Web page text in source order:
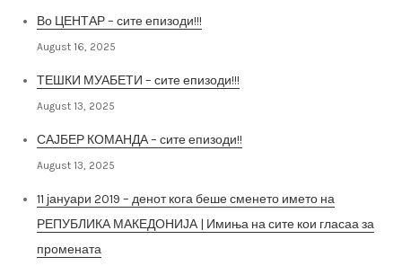
Во ЦЕНТАР – сите епизоди!!!
August 16, 2025
ТЕШКИ МУАБЕТИ – сите епизоди!!!
August 13, 2025
САЈБЕР КОМАНДА – сите епизоди!!
August 13, 2025
11 јануари 2019 – денот кога беше сменето името на
РЕПУБЛИКА МАКЕДОНИЈА | Имиња на сите кои гласаа за
промената